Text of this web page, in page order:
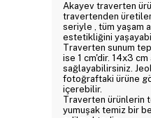
Akayev traverten
travertenden
seriyle , tüm yaşam
estetikliğini
Traverten sunum
ise 1 cm'dir. 14x3 cm
sağlayabilirsiniz.
fotoğraftaki ürüne
içerebilir.
Traverten ürünlerin
yumuşak temiz bir